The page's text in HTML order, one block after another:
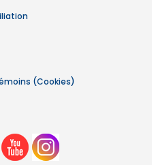
(Cookies)